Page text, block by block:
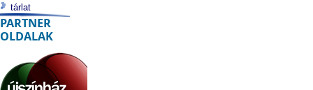
tárlat
PARTNER
OLDALAK